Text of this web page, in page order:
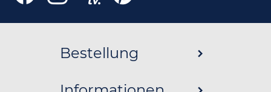
Bestellung